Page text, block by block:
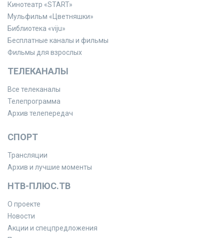
Кинотеатр «START»
Мульфильм «Цветняшки»
Библиотека «viju»
Бесплатные каналы и фильмы
Фильмы для взрослых
ТЕЛЕКАНАЛЫ
Все телеканалы
Телепрограмма
Архив телепередач
СПОРТ
Трансляции
Архив и лучшие моменты
НТВ-ПЛЮС.ТВ
О проекте
Новости
Акции и спецпредложения